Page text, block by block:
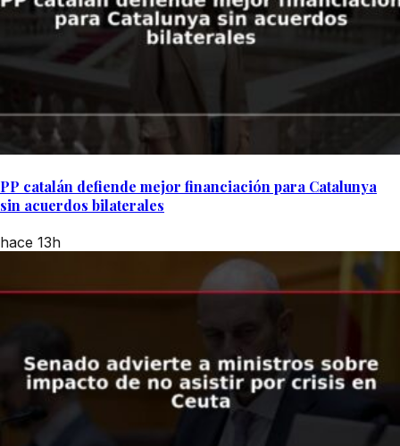
PP catalán defiende mejor financiación para Catalunya
sin acuerdos bilaterales
hace 13h